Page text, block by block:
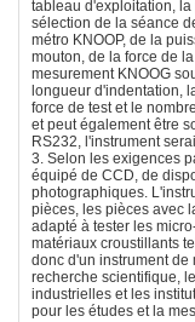
tableau d'exploitation,
sélection de la séance
métro KNOOP, de la
mouton, de la force de
mesurement KNOOG
longueur d'indentation,
force de test et le
et peut également être
RS232, l'instrument
3. Selon les exigences
équipé de CCD, de
photographiques.
pièces, les pièces avec
adapté à tester les
matériaux croustillants
donc d'un instrument de
recherche scientifique,
industrielles et les
pour les études et la